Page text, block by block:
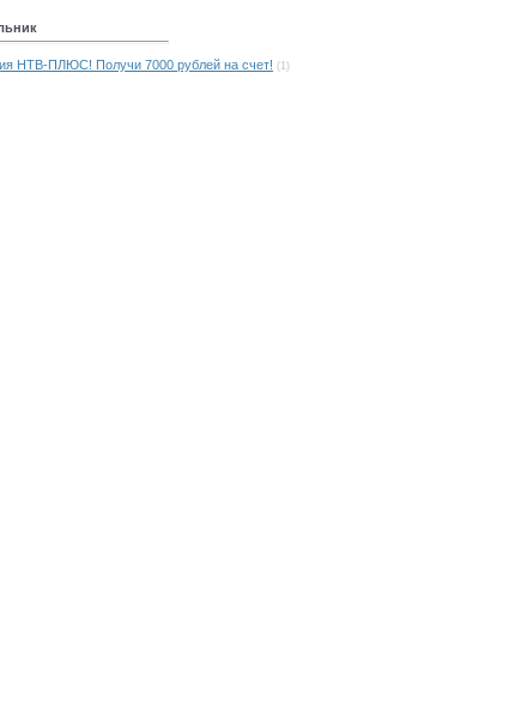
НТВ-ПЛЮС! Получи 7000 рублей на счет! (1)